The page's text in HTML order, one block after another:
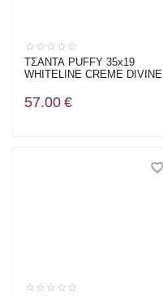
ΤΣΑΝΤΑ PUFFY 35x19
WHITELINE CREME DIVINE
57.00 €